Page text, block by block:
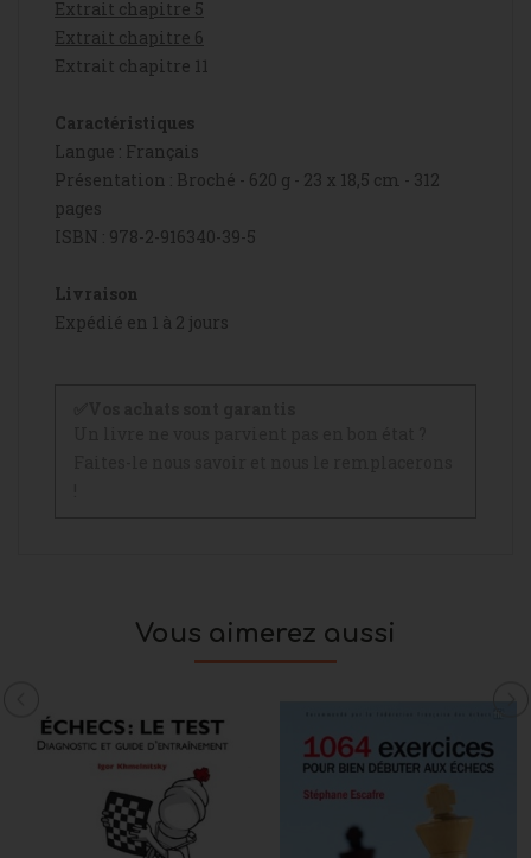
Extrait chapitre 5
Extrait chapitre 6
Extrait chapitre 11
Caractéristiques
Langue : Français
Présentation : Broché - 620 g - 23 x 18,5 cm - 312
pages
ISBN : 978-2-916340-39-5
Livraison
Expédié en 1 à 2 jours
Vous aimerez aussi